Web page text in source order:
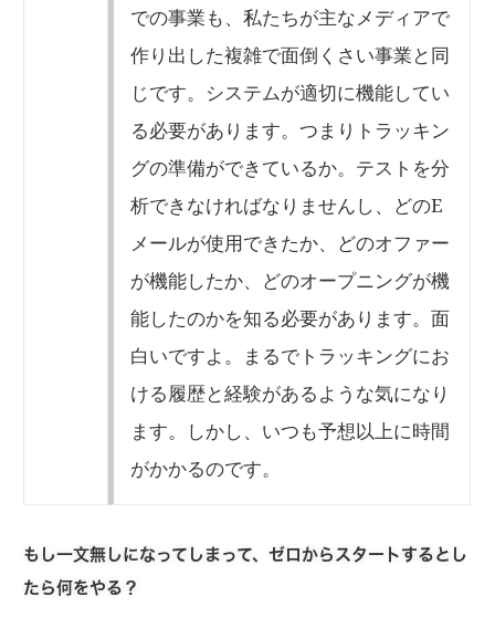
での事業も、私たちが主なメディアで
作り出した複雑で面倒くさい事業と同
じです。システムが適切に機能してい
る必要があります。つまりトラッキン
グの準備ができているか。テストを分
析できなければなりませんし、どのE
メールが使用できたか、どのオファー
が機能したか、どのオープニングが機
能したのかを知る必要があります。面
白いですよ。まるでトラッキングにお
ける履歴と経験があるような気になり
ます。しかし、いつも予想以上に時間
がかかるのです。
もし一文無しになってしまって、ゼロからスタートするとし
たら何をやる？